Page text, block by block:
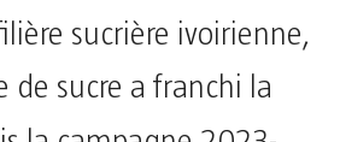
sucrière ivoirienne,
de sucre a franchi la